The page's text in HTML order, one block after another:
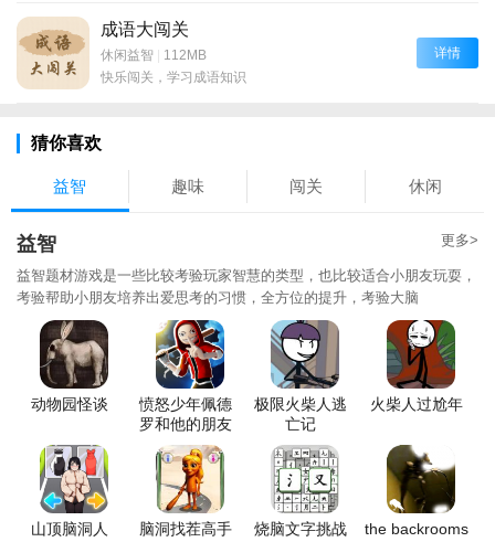
成语大闯关
休闲益智 | 112MB
快乐闯关，学习成语知识
详情
猜你喜欢
益智 趣味 闯关 休闲
益智 更多>
益智题材游戏是一些比较考验玩家智慧的类型，也比较适合小朋友玩耍，
考验帮助小朋友培养出爱思考的习惯，全方位的提升，考验大脑
动物园怪谈
愤怒少年佩德
罗和他的朋友
极限火柴人逃
亡记
火柴人过尬年
山顶脑洞人 脑洞找茬高手 烧脑文字挑战 the backrooms